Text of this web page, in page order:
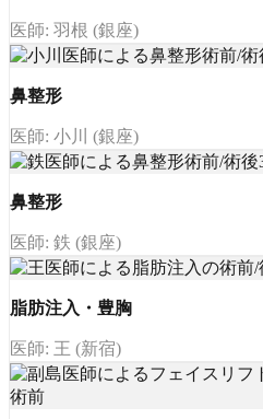
医師: 羽根 (銀座)
鼻整形
医師: 小川 (銀座)
鼻整形
医師: 鉄 (銀座)
脂肪注入・豊胸
医師: 王 (新宿)